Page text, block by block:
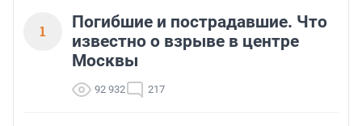
1
Погибшие и пострадавшие. Что
известно о взрыве в центре
Москвы
92 932 217